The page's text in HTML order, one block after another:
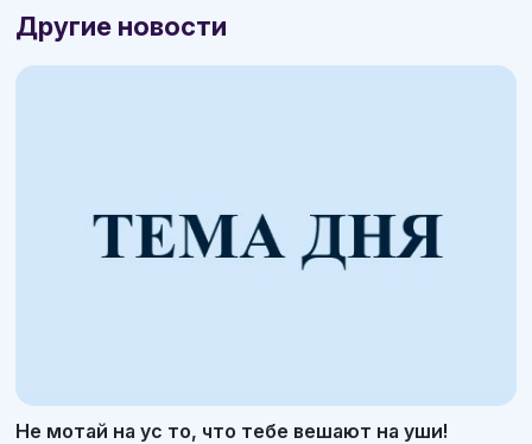
Другие новости
Не мотай на ус то, что тебе вешают на уши!